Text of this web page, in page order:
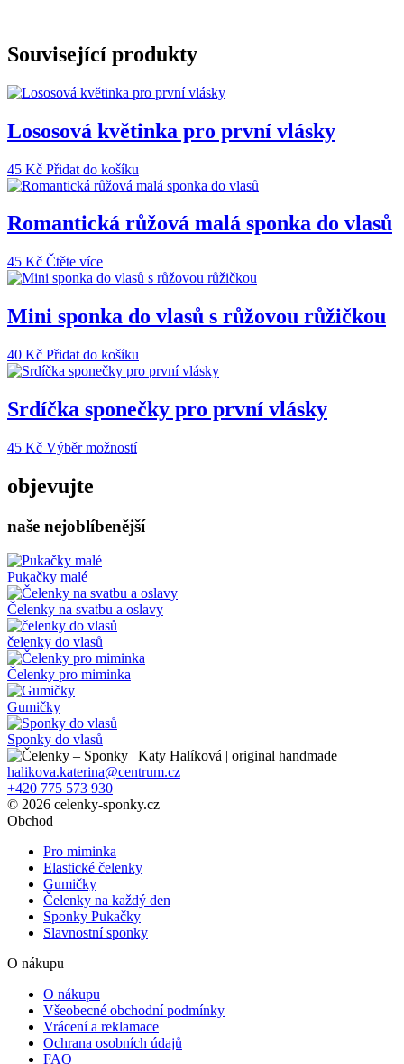
Související produkty
Lososová květinka pro první vlásky
45 Kč Přidat do košíku
Romantická růžová malá sponka do vlasů
45 Kč Čtěte více
Mini sponka do vlasů s růžovou růžičkou
40 Kč Přidat do košíku
Srdíčka sponečky pro první vlásky
45 Kč Výběr možnostíTento
Možnosti
stránce
produktu
objevujte
naše nejoblíbenější
Pukačky malé
Čelenky na svatbu a oslavy
čelenky do vlasů
Čelenky pro miminka
Gumičky
Sponky do vlasů
halikova.katerina@centrum.cz
+420 775 573 930
© 2026 celenky-sponky.cz
Obchod
Pro miminka
Elastické čelenky
Gumičky
Čelenky na každý den
Sponky Pukačky
Slavnostní sponky
O nákupu
O nákupu
Všeobecné obchodní podmínky
Vrácení a reklamace
Ochrana osobních údajů
FAQ